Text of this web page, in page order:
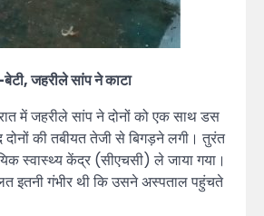
बेटी, जहरीले सांप ने काटा
में जहरीले सांप ने दोनों को एक साथ डस
दोनों की तबीयत तेजी से बिगड़ने लगी। तुरंत
स्वास्थ्य केंद्र (सीएचसी) ले जाया गया।
इतनी गंभीर थी कि उसने अस्पताल पहुंचते